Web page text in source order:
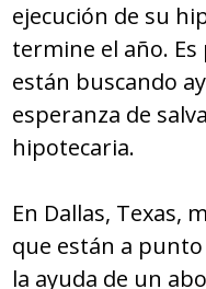
ejecución de su
termine el año.
están buscando
esperanza de
hipotecaria.
En Dallas, Texas,
que están a
la ayuda de un